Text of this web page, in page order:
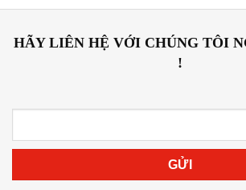
HÃY LIÊN HỆ VỚI CHÚNG TÔI
!